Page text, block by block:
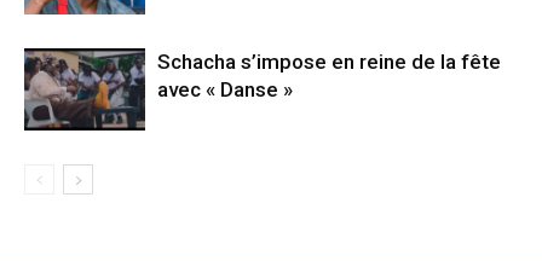
Schacha s’impose en reine de la fête
avec « Danse »